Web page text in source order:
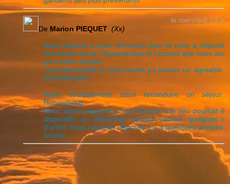
De Marion PIEQUET (Xx)
le mercredi 10
Nous tenions à vous remercier pour la mise à
des locaux de la Champenoise et l'accueil que nous
eu à notre arrivée.
Tout était parfait et nous avons pu passer un agréable
d'anniversaire.
Aussi souhaiterions nous reconduire un séjour
Hohrodberg.
Nous avons regardé à tout hasard si le lieu pourrait
disponible en décembre comme comme quelques
d'entre nous l'avaient déjà fait il y a quelques années
arrière.